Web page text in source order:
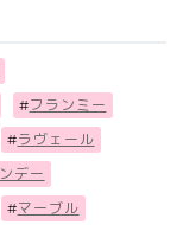
#フランミー
#ラヴェール
デー
#マーブル